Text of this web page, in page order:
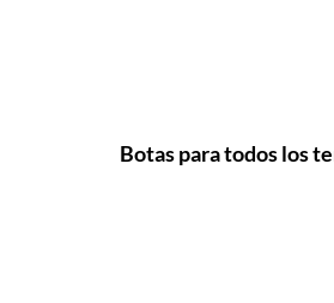
Botas para todos los